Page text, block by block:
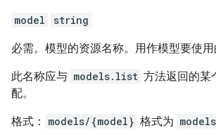
model string
必需。模型的资源名称。用作模型要使用
此名称应与 models.list 方法返回的某
配。
格式： models/{model} 格式为